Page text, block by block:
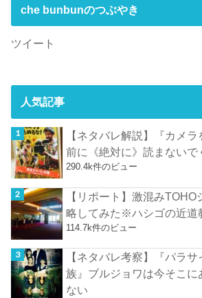
che bunbunのつぶやき
ツイート
人気記事
【ネタバレ解説】『カメ
前に《絶対に》読まないで
290.4k件のビュー
【リポート】激混み
略してみた※ハシゴの近道
114.7k件のビュー
【ネタバレ考察】『パラ
族』ブルジョワは今そこに
ない